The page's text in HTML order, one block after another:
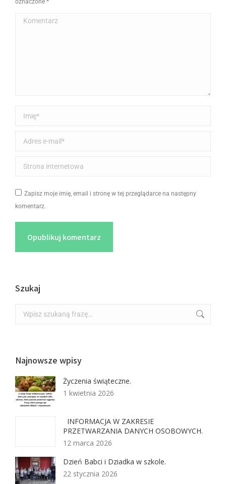
oznaczone *
Komentarz
Imię *
Adres e-mail *
Strona internetowa
Zapisz moje imię, email i stronę w tej przeglądarce na następny
komentarz.
Opublikuj komentarz
Szukaj
Najnowsze wpisy
Życzenia świąteczne.
1 kwietnia 2026
INFORMACJA W ZAKRESIE
PRZETWARZANIA DANYCH OSOBOWYCH.
12 marca 2026
Dzień Babci i Dziadka w szkole.
22 stycznia 2026